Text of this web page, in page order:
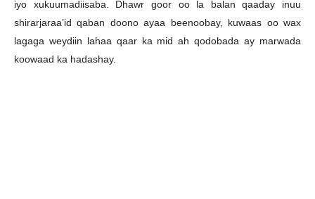
iyo xukuumadiisaba. Dhawr goor oo la balan qaaday inuu
shirarjaraa’id qaban doono ayaa beenoobay, kuwaas oo wax
lagaga weydiin lahaa qaar ka mid ah qodobada ay marwada
koowaad ka hadashay.